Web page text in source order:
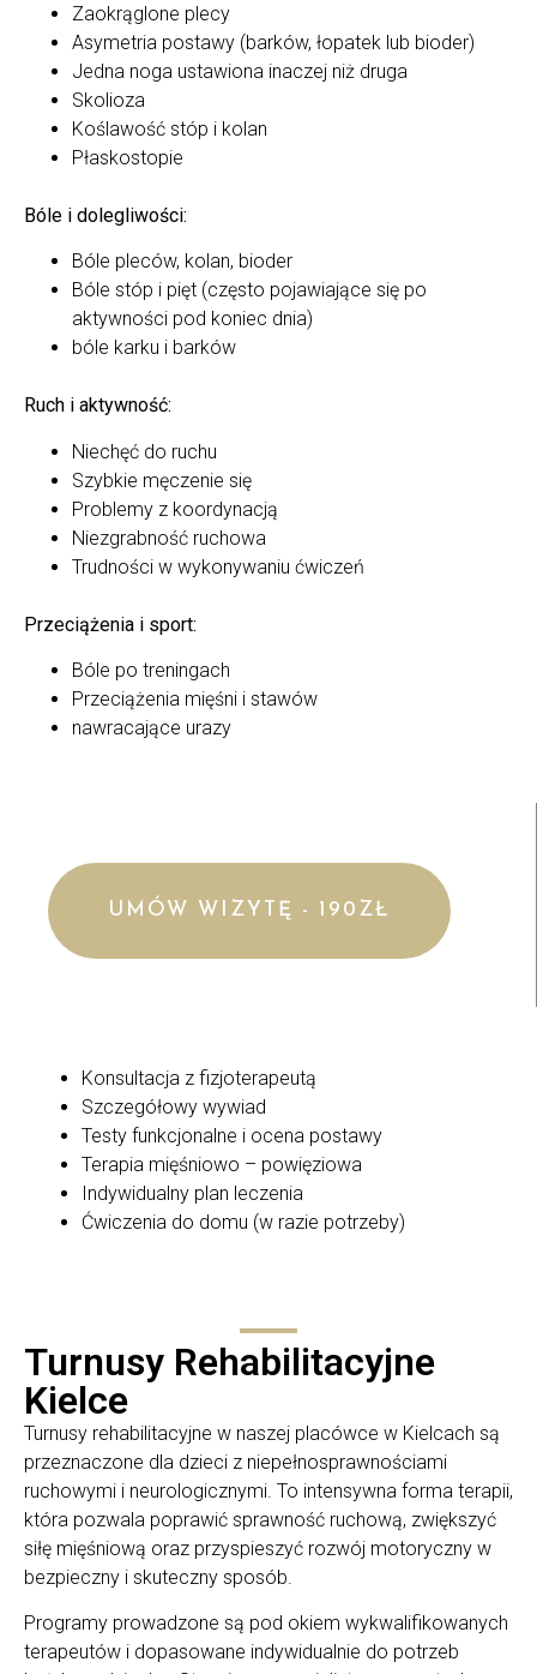
Zaokrąglone plecy
Asymetria postawy (barków, łopatek lub bioder)
Jedna noga ustawiona inaczej niż druga
Skolioza
Koślawość stóp i kolan
Płaskostopie
Bóle i dolegliwości:
Bóle pleców, kolan, bioder
Bóle stóp i pięt (często pojawiające się po
aktywności pod koniec dnia)
bóle karku i barków
Ruch i aktywność:
Niechęć do ruchu
Szybkie męczenie się
Problemy z koordynacją
Niezgrabność ruchowa
Trudności w wykonywaniu ćwiczeń
Przeciążenia i sport:
Bóle po treningach
Przeciążenia mięśni i stawów
nawracające urazy
UMÓW WIZYTĘ - 190ZŁ
Konsultacja z fizjoterapeutą
Szczegółowy wywiad
Testy funkcjonalne i ocena postawy
Terapia mięśniowo – powięziowa
Indywidualny plan leczenia
Ćwiczenia do domu (w razie potrzeby)
Turnusy Rehabilitacyjne
Kielce
Turnusy rehabilitacyjne w naszej placówce w Kielcach są
przeznaczone dla dzieci z niepełnosprawnościami
ruchowymi i neurologicznymi. To intensywna forma terapii,
która pozwala poprawić sprawność ruchową, zwiększyć
siłę mięśniową oraz przyspieszyć rozwój motoryczny w
bezpieczny i skuteczny sposób.
Programy prowadzone są pod okiem wykwalifikowanych
terapeutów i dopasowane indywidualnie do potrzeb